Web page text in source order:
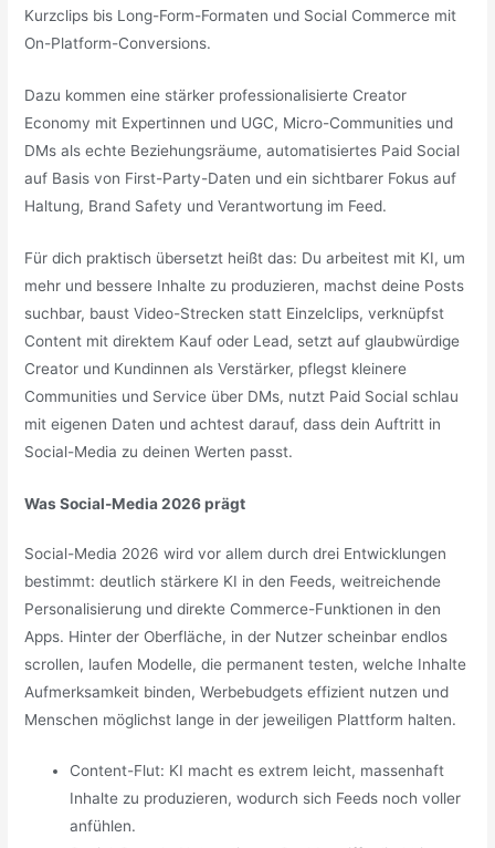
Kurzclips bis Long-Form-Formaten und Social Commerce mit
On-Platform-Conversions.
Dazu kommen eine stärker professionalisierte Creator
Economy mit Expertinnen und UGC, Micro-Communities und
DMs als echte Beziehungsräume, automatisiertes Paid Social
auf Basis von First-Party-Daten und ein sichtbarer Fokus auf
Haltung, Brand Safety und Verantwortung im Feed.
Für dich praktisch übersetzt heißt das: Du arbeitest mit KI, um
mehr und bessere Inhalte zu produzieren, machst deine Posts
suchbar, baust Video-Strecken statt Einzelclips, verknüpfst
Content mit direktem Kauf oder Lead, setzt auf glaubwürdige
Creator und Kundinnen als Verstärker, pflegst kleinere
Communities und Service über DMs, nutzt Paid Social schlau
mit eigenen Daten und achtest darauf, dass dein Auftritt in
Social-Media zu deinen Werten passt.
Was Social-Media 2026 prägt
Social-Media 2026 wird vor allem durch drei Entwicklungen
bestimmt: deutlich stärkere KI in den Feeds, weitreichende
Personalisierung und direkte Commerce-Funktionen in den
Apps. Hinter der Oberfläche, in der Nutzer scheinbar endlos
scrollen, laufen Modelle, die permanent testen, welche Inhalte
Aufmerksamkeit binden, Werbebudgets effizient nutzen und
Menschen möglichst lange in der jeweiligen Plattform halten.
Content-Flut: KI macht es extrem leicht, massenhaft
Inhalte zu produzieren, wodurch sich Feeds noch voller
anfühlen.